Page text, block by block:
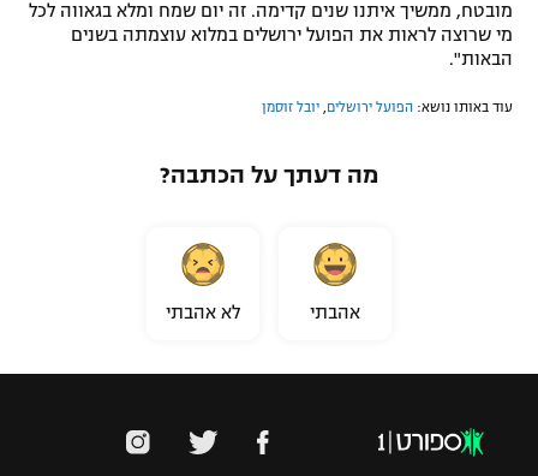
מובטח, ממשיך איתנו שנים קדימה. זה יום שמח ומלא בגאווה לכל
מי שרוצה לראות את הפועל ירושלים במלוא עוצמתה בשנים
הבאות".
עוד באותו נושא: הפועל ירושלים יובל זוסמן
מה דעתך על הכתבה?
אהבתי לא אהבתי